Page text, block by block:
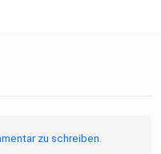
zu schreiben.